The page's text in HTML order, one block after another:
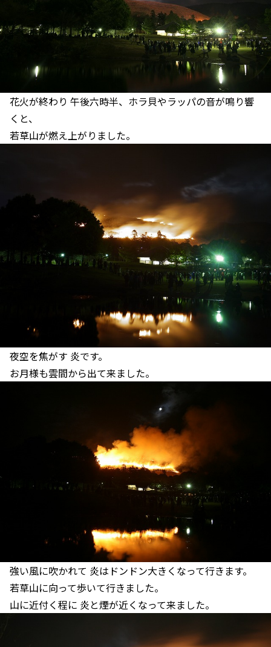
花火が終わり 午後六時半、ホラ貝やラッパの音が鳴り響
くと、
若草山が燃え上がりました。
夜空を焦がす 炎です。
お月様も雲間から出て来ました。
強い風に吹かれて 炎はドンドン大きくなって行きます。
若草山に向って歩いて行きました。
山に近付く程に 炎と煙が近くなって来ました。